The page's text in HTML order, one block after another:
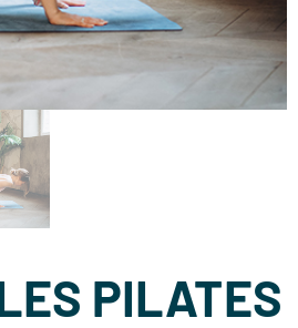
PILATES